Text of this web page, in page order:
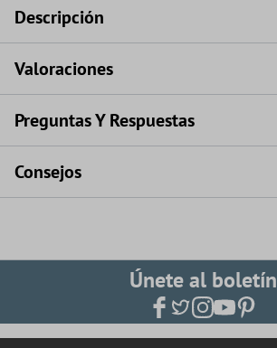
Descripción
Valoraciones
Preguntas Y Respuestas
Consejos
Únete al boletín